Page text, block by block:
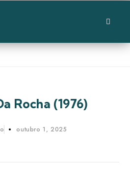
Rocha (1976)
outubro 1, 2025